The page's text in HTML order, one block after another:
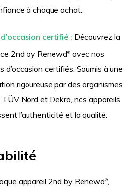
à chaque achat.
certifié : Découvrez la
2nd by Renewd®avec nos
d’occasion certifiés. Soumis à une
rigoureuse par des organismes
TÜV Nord et Dekra, nos appareils
l’authenticité et la qualité.
appareil 2nd by Renewd®,